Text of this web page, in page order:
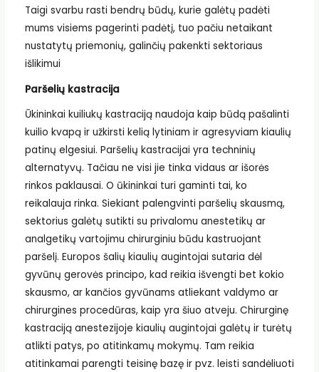
Taigi svarbu rasti bendrų būdų, kurie galėtų padėti
mums visiems pagerinti padėtį, tuo pačiu netaikant
nustatytų priemonių, galinčių pakenkti sektoriaus
išlikimui
Paršelių kastracija
Ūkininkai kuiliukų kastraciją naudoja kaip būdą pašalinti
kuilio kvapą ir užkirsti kelią lytiniam ir agresyviam kiaulių
patinų elgesiui. Paršelių kastracijai yra techninių
alternatyvų. Tačiau ne visi jie tinka vidaus ar išorės
rinkos paklausai. O ūkininkai turi gaminti tai, ko
reikalauja rinka. Siekiant palengvinti paršelių skausmą,
sektorius galėtų sutikti su privalomu anestetikų ar
analgetikų vartojimu chirurginiu būdu kastruojant
paršelį. Europos šalių kiaulių augintojai sutaria dėl
gyvūnų gerovės principo, kad reikia išvengti bet kokio
skausmo, ar kančios gyvūnams atliekant valdymo ar
chirurgines procedūras, kaip yra šiuo atveju. Chirurginę
kastraciją anestezijoje kiaulių augintojai galėtų ir turėtų
atlikti patys, po atitinkamų mokymų. Tam reikia
atitinkamai parengti teisinę bazę ir pvz. leisti sandėliuoti